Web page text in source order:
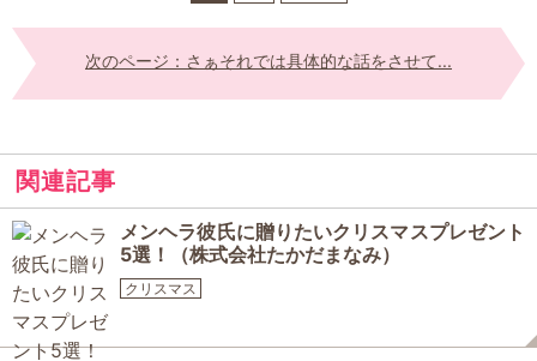
次のページ：さぁそれでは具体的な話をさせて...
関連記事
メンヘラ彼氏に贈りたいクリスマスプレゼント
5選！（株式会社たかだまなみ）
クリスマス